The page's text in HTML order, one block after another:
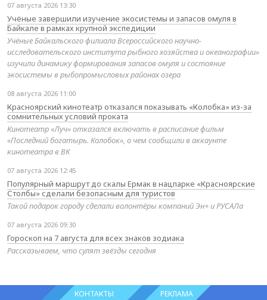
07 августа 2026 13:30
Учёные завершили изучение экосистемы и запасов омуля в
Байкале в рамках крупной экспедиции
Учёные Байкальского филиала Всероссийского научно-
исследовательского института рыбного хозяйства и океанографии»
изучили динамику формирования запасов омуля и состояние
экосистемы в рыбопромысловых районах озера
08 августа 2026 11:00
Красноярский кинотеатр отказался показывать «Колобка» из-за
сомнительных условий проката
Кинотеатр «Луч» отказался включать в расписание фильм
«Последний богатырь. Колобок», о чем сообщили в аккаунте
кинотеатра в ВК
07 августа 2026 12:45
Популярный маршрут до скалы Ермак в нацпарке «Красноярские
Столбы» сделали безопасным для туристов
Такой подарок городу сделали волонтёры компаний Эн+ и РУСАЛа
07 августа 2026 09:30
Гороскоп на 7 августа для всех знаков зодиака
Рассказываем, что сулят звёзды сегодня
КОНТАКТЫ РЕКЛАМА